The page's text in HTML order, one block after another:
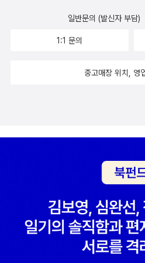
를 목격하며 그 애를 통해 자신이 감
엄마와 소통이 되지 않아 자신이 간절
담아냈다.<저주의 책>에서는 간질을
적으로 죽으려고 뛰어내렸다가 실패
고 싶었던 것은 아니라는 것을 깨닫게
에 던지거나 마음에 품고 있던 무언
것>의 석호는 죽으려던 마음을 떨어
수학 문제집을 떨어뜨려 친구의 운명
렵지도, 친구가 없어 외롭지도, 선생
도 않는, 평범한 일상을 아주 잘 보내
며 살아가고 있다. 그런 소미에게 언
'그 애'.'그 애'가 울고 있다. 외롭다 한
포장하고 진짜의 나를 감춘다. 행복하
나를 위한 거짓말일 수도 있다는 것,
여다보게 된다. 그 동안의 힘겨움과
을 보듬으며 자신을 위로해준다. 눈물
정한 자신을 찾는 길을 발견했다. 지
복할 수 있는 방법을 찾은 것이다. 소
했다고 한다. 친구의 죽음을 목격하고
낼 수 없는 비극이 못난 어른들로 인
이라는 이름아래 행해졌다. (p22)그
에 없는 아이들~두아들을 키우며 청
며 많은 아픔이 있었기에 더욱 가슴
어른들이 꼭 읽어보고 아이들의 마음
일반문의 (발신자 부담)
1:1 문의
중고매장 위치, 영